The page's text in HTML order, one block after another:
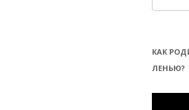
а
т
и
КАК
ЛЕНЬЮ?